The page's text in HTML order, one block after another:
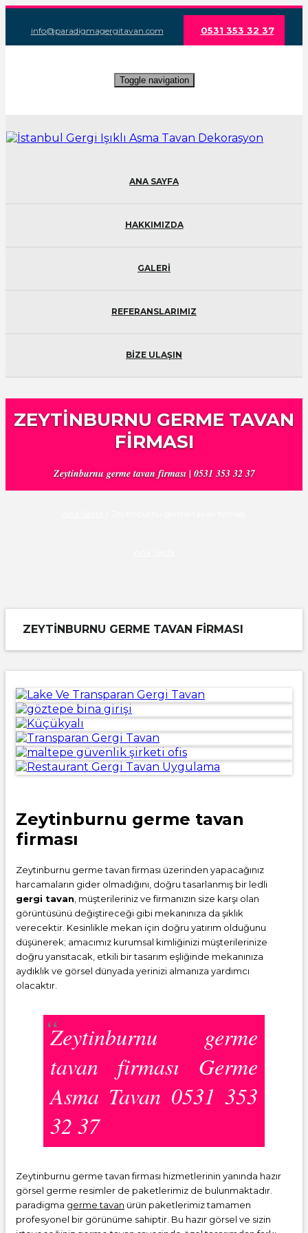
info@paradigmagergitavan.com 0531 353 32 37
Toggle navigation
ANA SAYFA
HAKKIMIZDA
GALERİ
REFERANSLARIMIZ
BİZE ULAŞIN
ZEYTINBURNU GERME TAVAN
FIRMASI
Zeytinburnu germe tavan firması | 0531 353 32 37
ZEYTINBURNU GERME TAVAN FIRMASI
Zeytinburnu germe tavan
firması
Zeytinburnu germe tavan firması üzerinden yapacağınız
harcamaların gider olmadığını, doğru tasarlanmış bir ledli
gergi tavan , müşterileriniz ve firmanızın size karşı olan
görüntüsünü değiştireceği gibi mekanınıza da şıklık
verecektir. Kesinlikle mekan için doğru yatırım olduğunu
düşünerek; amacımız kurumsal kimliğinizi müşterilerinize
doğru yansıtacak, etkili bir tasarım eşliğinde mekanınıza
aydıklık ve görsel dünyada yerinizi almanıza yardımcı
olacaktır.
Zeytinburnu germe
tavan firması Germe
Asma Tavan 0531 353
32 37
Zeytinburnu germe tavan firması hizmetlerinin yanında hazır
görsel germe resimler de paketlerimiz de bulunmaktadır.
paradigma germe tavan ürün paketlerimiz tamamen
profesyonel bir görünüme sahiptir. Bu hazır görsel ve sizin